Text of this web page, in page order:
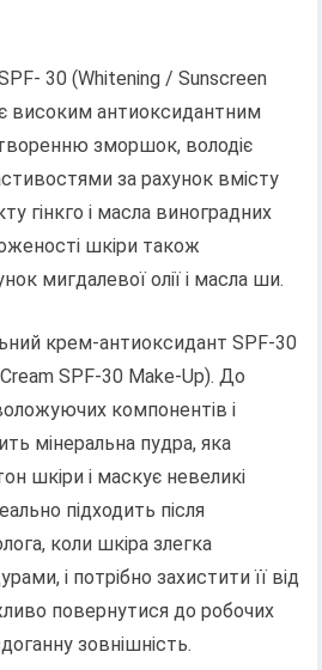
30 (Whitening / Sunscreen
високим антиоксидантним
зморшок, володіє
за рахунок вмісту
гінкго і масла виноградних
шкіри також
мигдалевої олії і масла ши.
крем-антиоксидант SPF-30
SPF-30 Make-Up). До
компонентів і
мінеральна пудра, яка
шкіри і маскує невеликі
підходить після
коли шкіра злегка
і потрібно захистити її від
повернутися до робочих
зовнішність.